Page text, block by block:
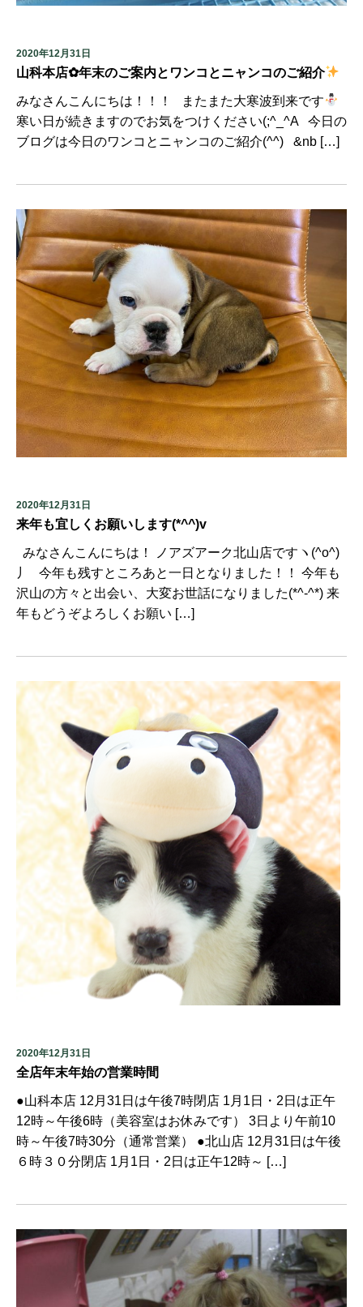
2020年12月31日
山科本店✿年末のご案内とワンコとニャンコのご紹介
みなさんこんにちは！！！ またまた大寒波到来です
寒い日が続きますのでお気をつけください(;^_^A 今日の
ブログは今日のワンコとニャンコのご紹介(^^) &nb […]
2020年12月31日
来年も宜しくお願いします(*^^)v
みなさんこんにちは！ ノアズアーク北山店ですヽ(^o^)
丿 今年も残すところあと一日となりました！！ 今年も
沢山の方々と出会い、大変お世話になりました(*^-^*) 来
年もどうぞよろしくお願い […]
2020年12月31日
全店年末年始の営業時間
●山科本店 12月31日は午後7時閉店 1月1日・2日は正午
12時～午後6時（美容室はお休みです） 3日より午前10
時～午後7時30分（通常営業） ●北山店 12月31日は午後
６時３０分閉店 1月1日・2日は正午12時～ […]